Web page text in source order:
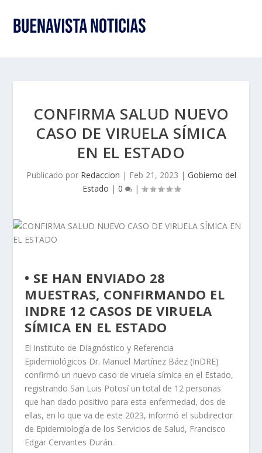
CONFIRMA SALUD NUEVO
CASO DE VIRUELA SÍMICA
EN EL ESTADO
Publicado por Redaccion | Feb 21, 2023 | Gobierno del
Estado | 0 |
• SE HAN ENVIADO 28
MUESTRAS, CONFIRMANDO EL
INDRE 12 CASOS DE VIRUELA
SÍMICA EN EL ESTADO
El Instituto de Diagnóstico y Referencia
Epidemiológicos Dr. Manuel Martínez Báez (InDRE)
confirmó un nuevo caso de viruela símica en el Estado,
registrando San Luis Potosí un total de 12 personas
que han dado positivo para esta enfermedad, dos de
ellas, en lo que va de este 2023, informó el subdirector
de Epidemiología de los Servicios de Salud, Francisco
Edgar Cervantes Durán.